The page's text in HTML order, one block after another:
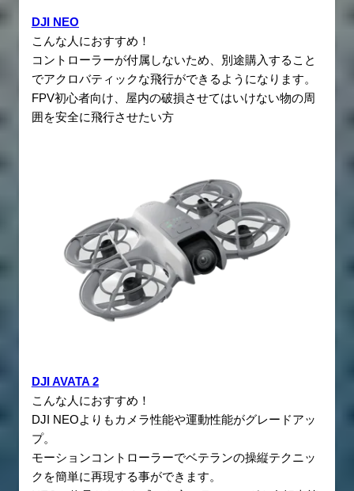
DJI NEO
こんな人におすすめ！
コントローラーが付属しないため、別途購入すること
でアクロバティックな飛行ができるようになります。
FPV初心者向け、屋内の破損させてはいけない物の周
囲を安全に飛行させたい方
DJI AVATA 2
こんな人におすすめ！
DJI NEOよりもカメラ性能や運動性能がグレードアッ
プ。
モーションコントローラーでベテランの操縦テクニッ
クを簡単に再現する事ができます。